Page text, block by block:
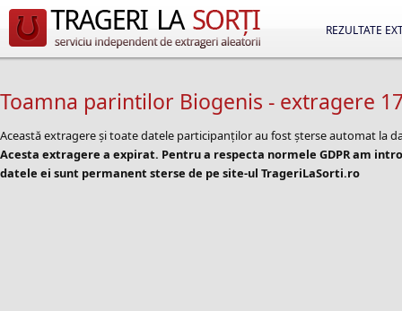
REZULTATE
Toamna parintilor Biogenis - extragere
Această extragere și toate datele participanților au fost șterse automat la
Acesta extragere a expirat. Pentru a respecta normele GDPR am
datele ei sunt permanent sterse de pe site-ul TrageriLaSorti.ro